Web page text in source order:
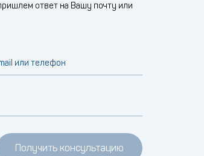
ответ на Вашу почту или
или телефон
Получить консультацию